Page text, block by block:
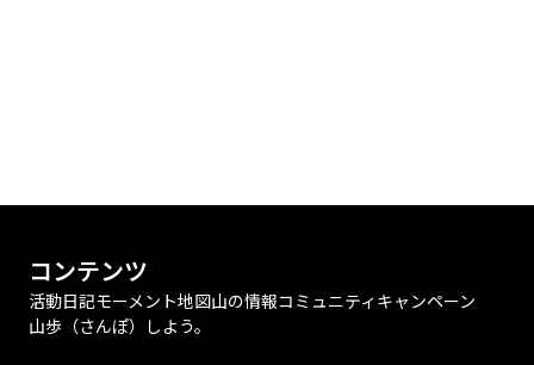
コンテンツ
活動日記モーメント地図山の情報コミュニティ キャンペーン
山歩（さんぽ）しよう。